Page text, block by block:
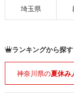
埼玉県
ランキングから探す
神奈川県の夏休み